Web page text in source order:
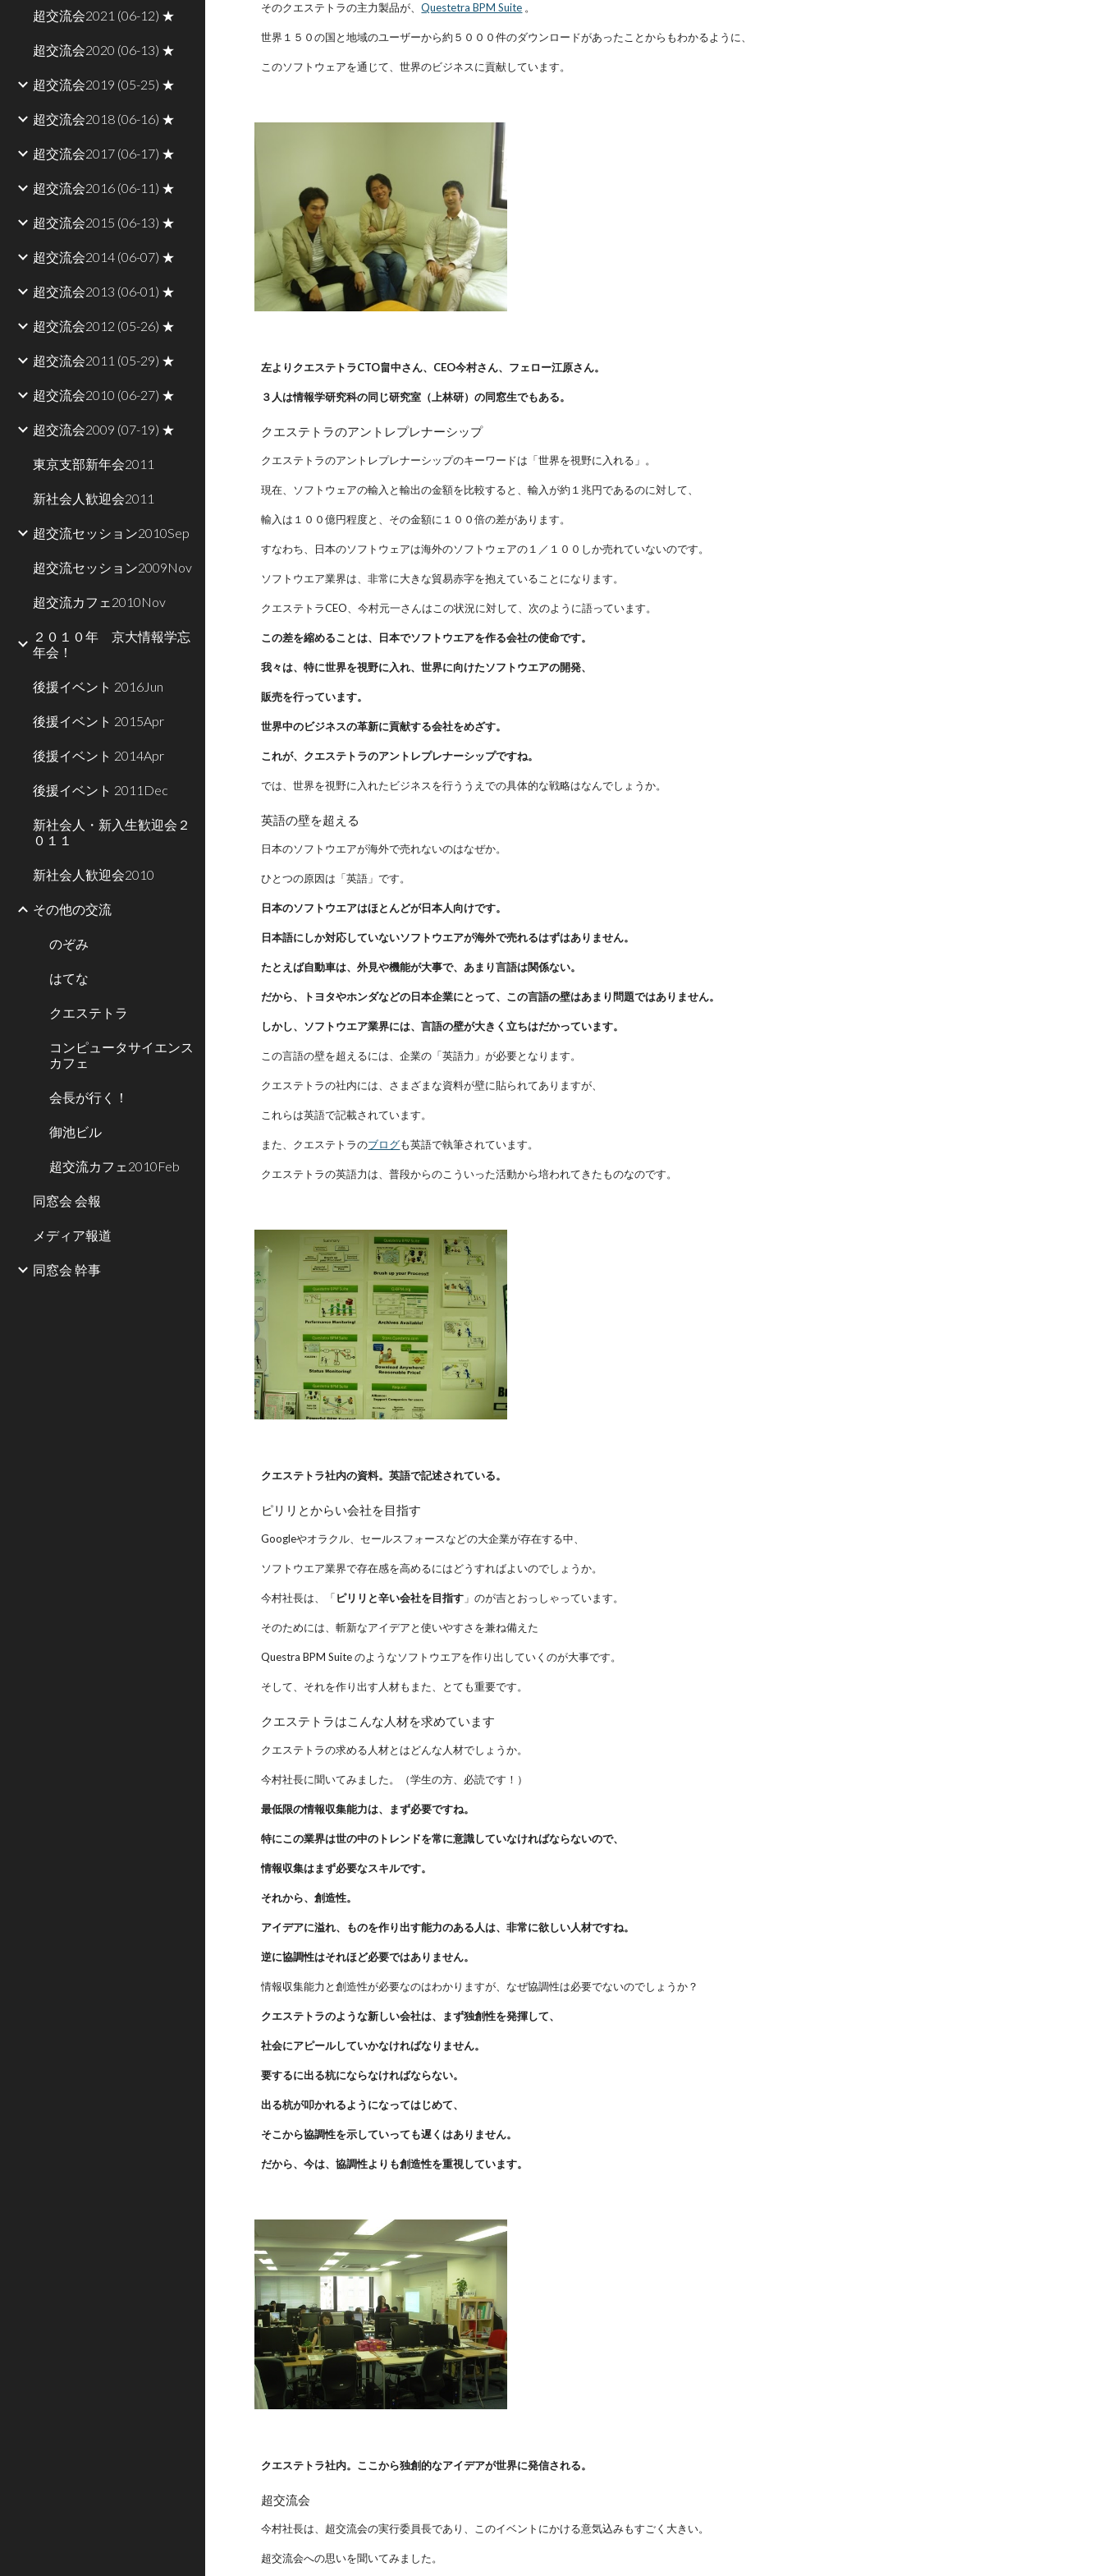
超交流会2021 (06-12) ★
超交流会2020 (06-13) ★
超交流会2019 (05-25) ★
超交流会2018 (06-16) ★
超交流会2017 (06-17) ★
超交流会2016 (06-11) ★
超交流会2015 (06-13) ★
超交流会2014 (06-07) ★
超交流会2013 (06-01) ★
超交流会2012 (05-26) ★
超交流会2011 (05-29) ★
超交流会2010 (06-27) ★
超交流会2009 (07-19) ★
東京支部新年会2011
新社会人歓迎会2011
超交流セッション2010Sep
超交流セッション2009Nov
超交流カフェ2010Nov
２０１０年 京大情報学忘
年会！
後援イベント 2016Jun
後援イベント 2015Apr
後援イベント 2014Apr
後援イベント 2011Dec
新社会人・新入生歓迎会２
０１１
新社会人歓迎会2010
その他の交流
のぞみ
はてな
クエステトラ
コンピュータサイエンス
カフェ
会長が行く！
御池ビル
超交流カフェ2010Feb
同窓会 会報
メディア報道
同窓会 幹事
そのクエステトラの主力製品が、Questetra BPM Suite 。
世界１５０の国と地域のユーザーから約５０００件のダウンロードがあったことからもわかるように、
このソフトウェアを通じて、世界のビジネスに貢献しています。
左よりクエステトラCTO畠中さん、CEO今村さん、フェロー江原さん。
３人は情報学研究科の同じ研究室（上林研）の同窓生でもある。
クエステトラのアントレプレナーシップ
クエステトラのアントレプレナーシップのキーワードは「世界を視野に入れる」。
現在、ソフトウェアの輸入と輸出の金額を比較すると、輸入が約１兆円であるのに対して、
輸入は１００億円程度と、その金額に１００倍の差があります。
すなわち、日本のソフトウェアは海外のソフトウェアの１／１００しか売れていないのです。
ソフトウエア業界は、非常に大きな貿易赤字を抱えていることになります。
クエステトラCEO、今村元一さんはこの状況に対して、次のように語っています。
この差を縮めることは、日本でソフトウエアを作る会社の使命です。
我々は、特に世界を視野に入れ、世界に向けたソフトウエアの開発、
販売を行っています。
世界中のビジネスの革新に貢献する会社をめざす。
これが、クエステトラのアントレプレナーシップですね。
では、世界を視野に入れたビジネスを行ううえでの具体的な戦略はなんでしょうか。
英語の壁を超える
日本のソフトウエアが海外で売れないのはなぜか。
ひとつの原因は「英語」です。
日本のソフトウエアはほとんどが日本人向けです。
日本語にしか対応していないソフトウエアが海外で売れるはずはありません。
たとえば自動車は、外見や機能が大事で、あまり言語は関係ない。
だから、トヨタやホンダなどの日本企業にとって、この言語の壁はあまり問題ではありません。
しかし、ソフトウエア業界には、言語の壁が大きく立ちはだかっています。
この言語の壁を超えるには、企業の「英語力」が必要となります。
クエステトラの社内には、さまざまな資料が壁に貼られてありますが、
これらは英語で記載されています。
また、クエステトラのブログも英語で執筆されています。
クエステトラの英語力は、普段からのこういった活動から培われてきたものなのです。
クエステトラ社内の資料。英語で記述されている。
ピリリとからい会社を目指す
Googleやオラクル、セールスフォースなどの大企業が存在する中、
ソフトウエア業界で存在感を高めるにはどうすればよいのでしょうか。
今村社長は、「ピリリと辛い会社を目指す 」のが吉とおっしゃっています。
そのためには、斬新なアイデアと使いやすさを兼ね備えた
Questra BPM Suite のようなソフトウエアを作り出していくのが大事です。
そして、それを作り出す人材もまた、とても重要です。
クエステトラはこんな人材を求めています
クエステトラの求める人材とはどんな人材でしょうか。
今村社長に聞いてみました。（学生の方、必読です！）
最低限の情報収集能力は、まず必要ですね。
特にこの業界は世の中のトレンドを常に意識していなければならないので、
情報収集はまず必要なスキルです。
それから、創造性。
アイデアに溢れ、ものを作り出す能力のある人は、非常に欲しい人材ですね。
逆に協調性はそれほど必要ではありません。
情報収集能力と創造性が必要なのはわかりますが、なぜ協調性は必要でないのでしょうか？
クエステトラのような新しい会社は、まず独創性を発揮して、
社会にアピールしていかなければなりません。
要するに出る杭にならなければならない。
出る杭が叩かれるようになってはじめて、
そこから協調性を示していっても遅くはありません。
だから、今は、協調性よりも創造性を重視しています。
クエステトラ社内。ここから独創的なアイデアが世界に発信される。
超交流会
今村社長は、超交流会の実行委員長であり、このイベントにかける意気込みもすごく大きい。
超交流会への思いを聞いてみました。